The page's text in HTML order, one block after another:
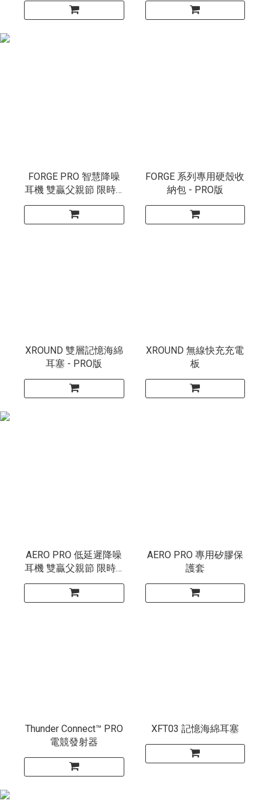
FORGE PRO 智慧降噪
耳機 雙贏父親節 限時 6
折
FORGE 系列專用硬殼收
納包 - PRO版
XROUND 雙層記憶海綿
耳塞 - PRO版
XROUND 無線快充充電
板
AERO PRO 低延遲降噪
耳機 雙贏父親節 限時 6
折
AERO PRO 專用矽膠保
護套
Thunder Connect™ PRO
電競發射器
XFT03 記憶海綿耳塞